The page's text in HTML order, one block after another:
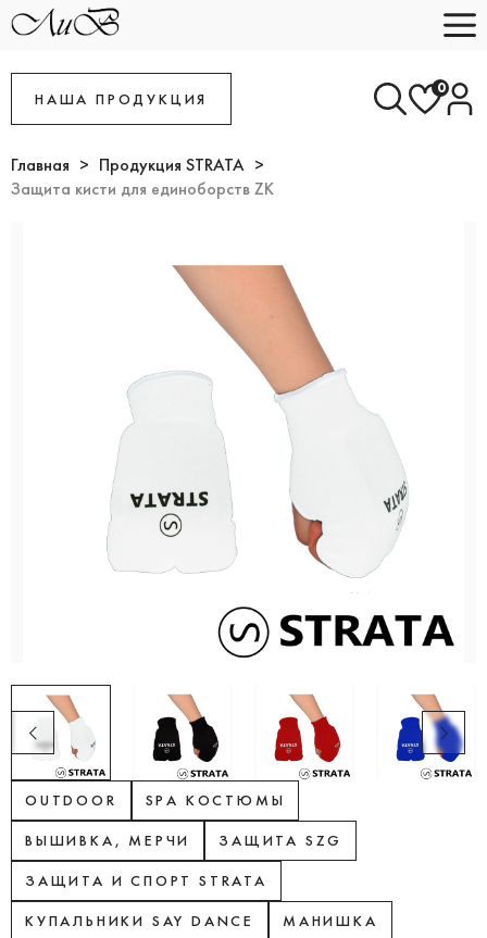
НАША ПРОДУКЦИЯ
0
Главная
Продукция STRATA
Защита кисти для единоборств ZK
OUTDOOR SPA КОСТЮМЫ
ВЫШИВКА, МЕРЧИ ЗАЩИТА SZG
ЗАЩИТА И СПОРТ STRATA
КУПАЛЬНИКИ SAY DANCE МАНИШКА